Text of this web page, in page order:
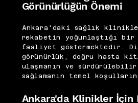
Görünürlüğün Önemi
Ankara'daki sağlık
rekabetin yoğunlaştığı bir
faaliyet göstermektedir.
görünürlük, doğru hasta
ulaşmanın ve sürdürülebilir
sağlamanın temel
Ankara'da Klinikler İçin